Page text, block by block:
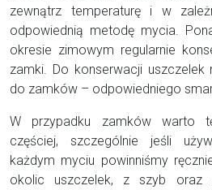
zewnątrz temperaturę i w
odpowiednią metodę mycia.
okresie zimowym regularnie
zamki. Do konserwacji uszczelek
do zamków – odpowiedniego
W przypadku zamków warto
częściej, szczególnie jeśli
każdym myciu powinniśmy
okolic uszczelek, z szyb